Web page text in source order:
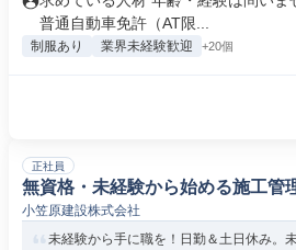
普通自動車免許（AT限...
制服あり 業界未経験歓迎 +20個
正社員
無資格・未経験から始める施工管
小笠原建設株式会社
未経験から手に職を！日勤＆土日休み。